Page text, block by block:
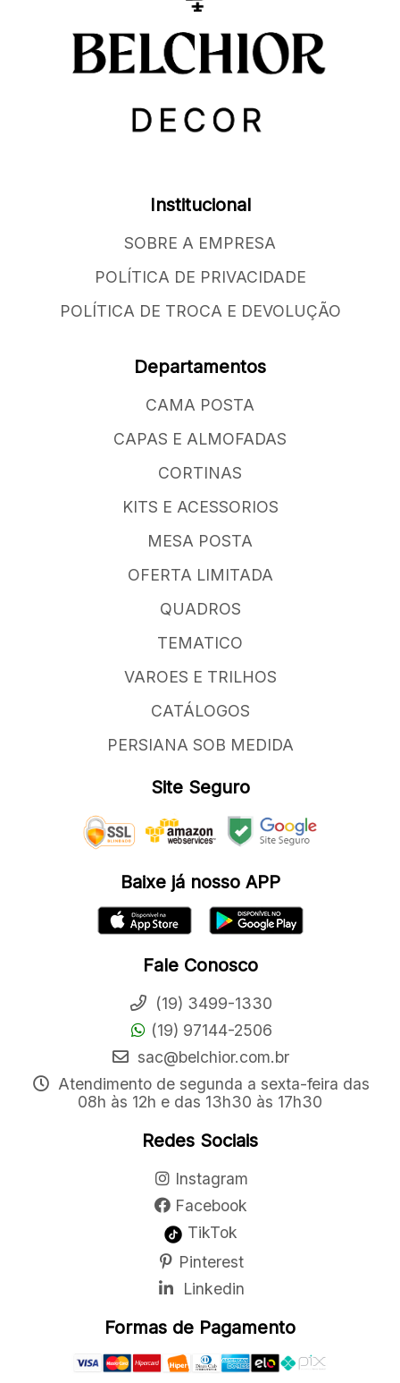
Institucional
SOBRE A EMPRESA
POLÍTICA DE PRIVACIDADE
POLÍTICA DE TROCA E DEVOLUÇÃO
Departamentos
CAMA POSTA
CAPAS E ALMOFADAS
CORTINAS
KITS E ACESSORIOS
MESA POSTA
OFERTA LIMITADA
QUADROS
TEMATICO
VAROES E TRILHOS
CATÁLOGOS
PERSIANA SOB MEDIDA
Site Seguro
Baixe já nosso APP
Fale Conosco
(19) 3499-1330
(19) 97144-2506
sac@belchior.com.br
Atendimento de segunda a sexta-feira das
08h às 12h e das 13h30 às 17h30
Redes Sociais
Instagram
Facebook
TikTok
Pinterest
Linkedin
Formas de Pagamento